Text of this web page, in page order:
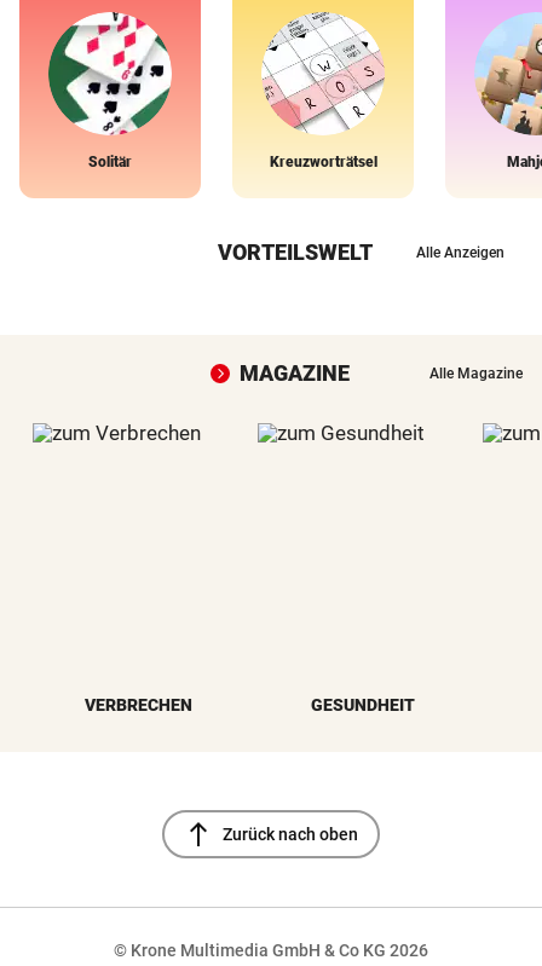
Solitär Kreuzworträtsel
VORTEILSWELT Alle Anzeigen
MAGAZINE Alle Magazine
VERBRECHEN GESUNDHEIT
north Zurück nach oben
© Krone Multimedia GmbH & Co KG 2026